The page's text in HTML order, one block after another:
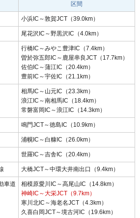
区間
小浜IC～敦賀JCT（39.0km）
尾花沢IC～野黒沢IC（4.0km）
行橋IC～みやこ豊津IC（7.4km）
曽於弥五郎IC～鹿屋串良JCT（17.7km）
佐伯IC～蒲江IC（20.4km）
豊前IC～宇佐IC（21.1km）
相馬IC～山元IC（23.3km）
浪江IC～南相馬IC（18.4km）
常磐富岡IC～浪江IC（14.3km）
鳴門JCT～徳島IC（10.9km）
浦幌IC～白糠IC（26.0km）
世羅IC～吉舎IC（20.4km）
大橋JCT～中環大井南出口（9.4km）
車道
相模原愛川IC～高尾山IC（14.8km）
神崎IC～大栄JCT（9.7km）
寒川北IC～海老名JCT（4.3km）
久喜白岡JCT～境古河IC（19.6km）